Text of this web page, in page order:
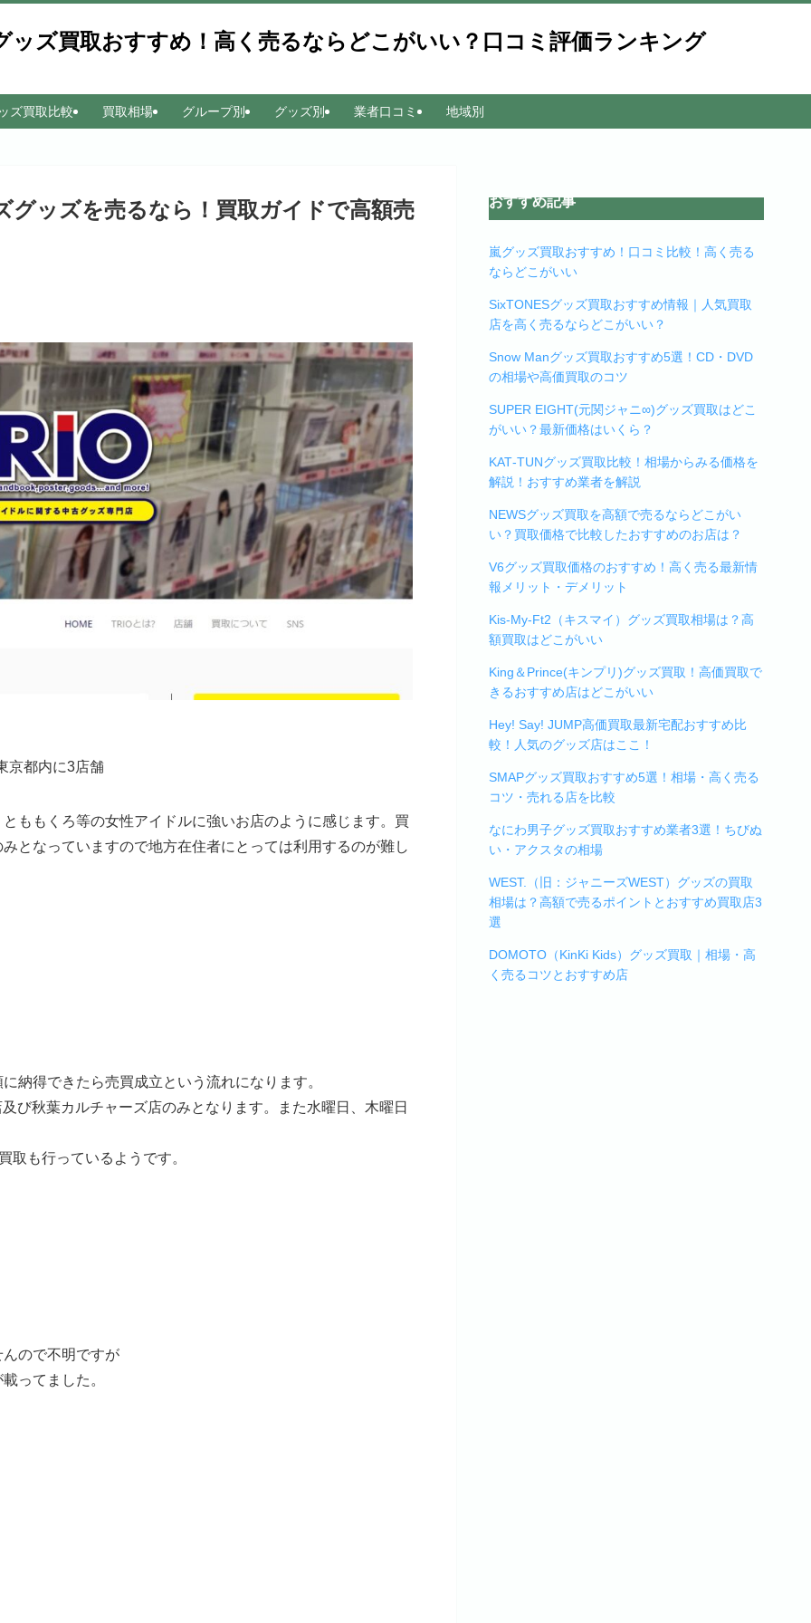
ッズ買取おすすめ！高く売るならどこがいい？口コミ評価ランキング
ズ買取比較 買取相場 グループ別 グッズ別 業者口コミ 地域別
グッズを売るなら！買取ガイドで高額売
京都内に3店舗
ももくろ等の女性アイドルに強いお店のように感じます。買
となっていますので地方在住者にとっては利用するのが難し
納得できたら売買成立という流れになります。
び秋葉カルチャーズ店のみとなります。また水曜日、木曜日
取も行っているようです。
ので不明ですが
ってました。
おすすめ記事
嵐グッズ買取おすすめ！口コミ比較！高く売る
ならどこがいい
SixTONESグッズ買取おすすめ情報｜人気買取
店を高く売るならどこがいい？
Snow Manグッズ買取おすすめ5選！CD・DVD
の相場や高価買取のコツ
SUPER EIGHT(元関ジャニ∞)グッズ買取はどこ
がいい？最新価格はいくら？
KAT‑TUNグッズ買取比較！相場からみる価格を
解説！おすすめ業者を解説
NEWSグッズ買取を高額で売るならどこがい
い？買取価格で比較したおすすめのお店は？
V6グッズ買取価格のおすすめ！高く売る最新情
報メリット・デメリット
Kis-My-Ft2（キスマイ）グッズ買取相場は？高
額買取はどこがいい
King＆Prince(キンプリ)グッズ買取！高価買取で
きるおすすめ店はどこがいい
Hey! Say! JUMP高価買取最新宅配おすすめ比
較！人気のグッズ店はここ！
SMAPグッズ買取おすすめ5選！相場・高く売る
コツ・売れる店を比較
なにわ男子グッズ買取おすすめ業者3選！ちびぬ
い・アクスタの相場
WEST.（旧：ジャニーズWEST）グッズの買取
相場は？高額で売るポイントとおすすめ買取店3
選
DOMOTO（KinKi Kids）グッズ買取｜相場・高
く売るコツとおすすめ店